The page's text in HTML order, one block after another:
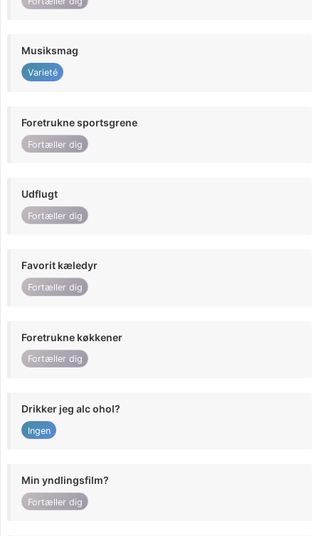
Musiksmag
Varieté
Foretrukne sportsgrene
Fortæller dig
Udflugt
Fortæller dig
Favorit kæledyr
Fortæller dig
Foretrukne køkkener
Fortæller dig
Drikker jeg alc ohol?
Ingen
Min yndlingsfilm?
Fortæller dig